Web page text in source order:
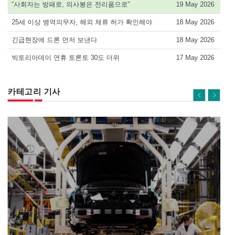
“사회자는 방패로, 의사봉은 전리품으로” 19 May 2026
25세 이상 병역의무자, 해외 체류 허가 확인해야 18 May 2026
긴급현장에 드론 먼저 보낸다 18 May 2026
빅토리아데이 연휴 토론토 30도 더위 17 May 2026
카테고리 기사